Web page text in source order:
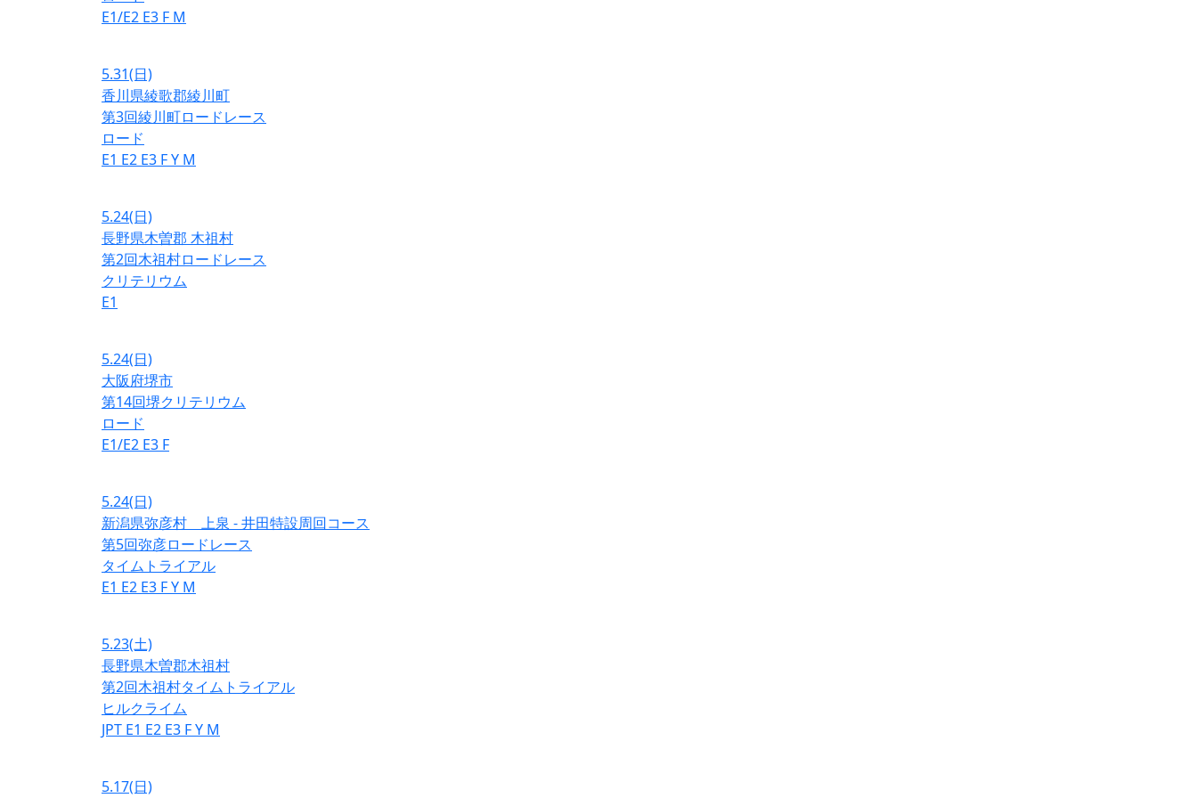
E1/E2 E3 F M
5.31(日)
香川県綾歌郡綾川町
第3回綾川町ロードレース
ロード
E1 E2 E3 FY M
5.24(日)
長野県木曽郡 木祖村
第2回木祖村ロードレース
クリテリウム
E1
5.24(日)
大阪府堺市
第14回堺クリテリウム
ロード
E1/E2 E3 F
5.24(日)
新潟県弥彦村 上泉 - 井田特設周回コース
第5回弥彦ロードレース
タイムトライアル
E1 E2 E3 FY M
5.23(土)
長野県木曽郡木祖村
第2回木祖村タイムトライアル
ヒルクライム
JPT E1 E2 E3 FY M
5.17(日)